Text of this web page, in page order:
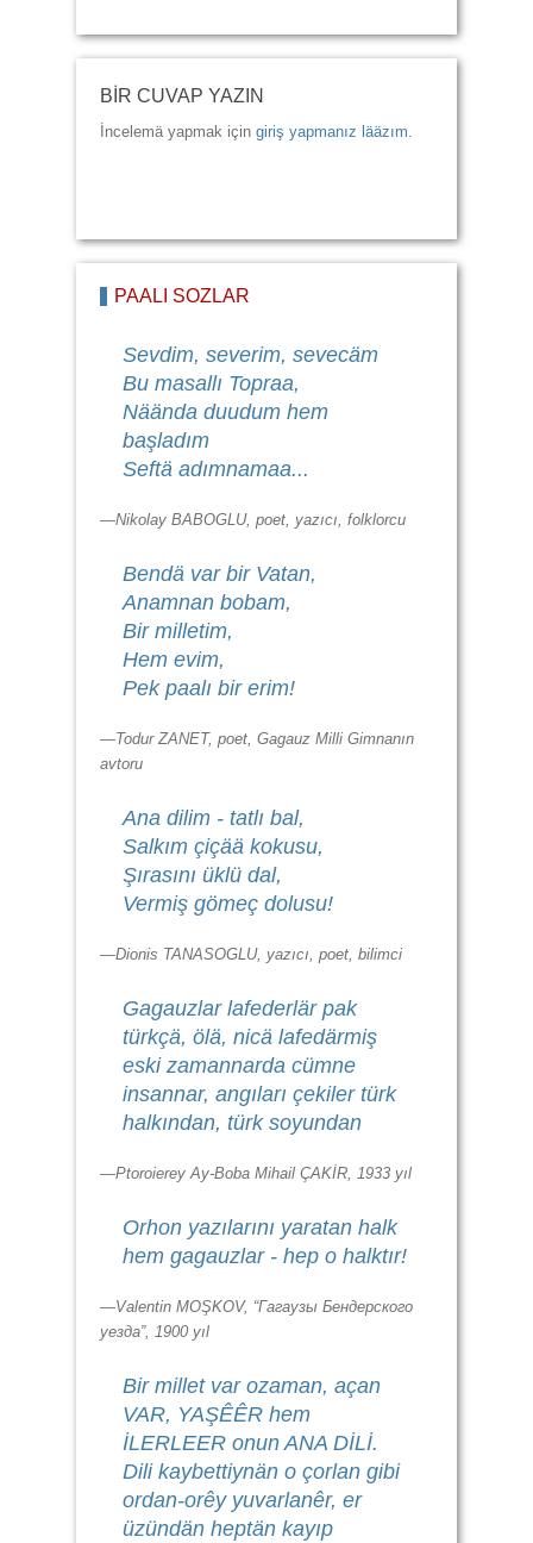
BİR CUVAP YAZIN
İncelemä yapmak için giriş yapmanız lääzım.
PAALI SÖZLÄR
Sevdim, severim, sevecäm
Bu masallı Topraa,
Näända duudum hem
başladım
Seftä adımnamaa...
—Nikolay BABOGLU, poet, yazıcı, folklorcu
Bendä var bir Vatan,
Anamnan bobam,
Bir milletim,
Hem evim,
Pek paalı bir erim!
—Todur ZANET, poet, Gagauz Milli Gimnanın
avtoru
Ana dilim - tatlı bal,
Salkım çiçää kokusu,
Şırasını üklü dal,
Vermiş gömeç dolusu!
—Dionis TANASOGLU, yazıcı, poet, bilimci
Gagauzlar lafederlär pak
türkçä, ölä, nicä lafedärmiş
eski zamannarda cümne
insannar, angıları çekiler türk
halkından, türk soyundan
—Ptoroierey Ay-Boba Mihail ÇAKİR, 1933 yıl
Orhon yazılarını yaratan halk
hem gagauzlar - hep o halktır!
—Valentin MOŞKOV, “Гагаузы Бендерского
уезда”, 1900 yıl
Bir millet var ozaman, açan
VAR, YAŞÊÊR hem
İLERLEER onun ANA DİLİ.
Dili kaybettiynän o çorlan gibi
ordan-orêy yuvarlanêr, er
üzündän heptän kayıp